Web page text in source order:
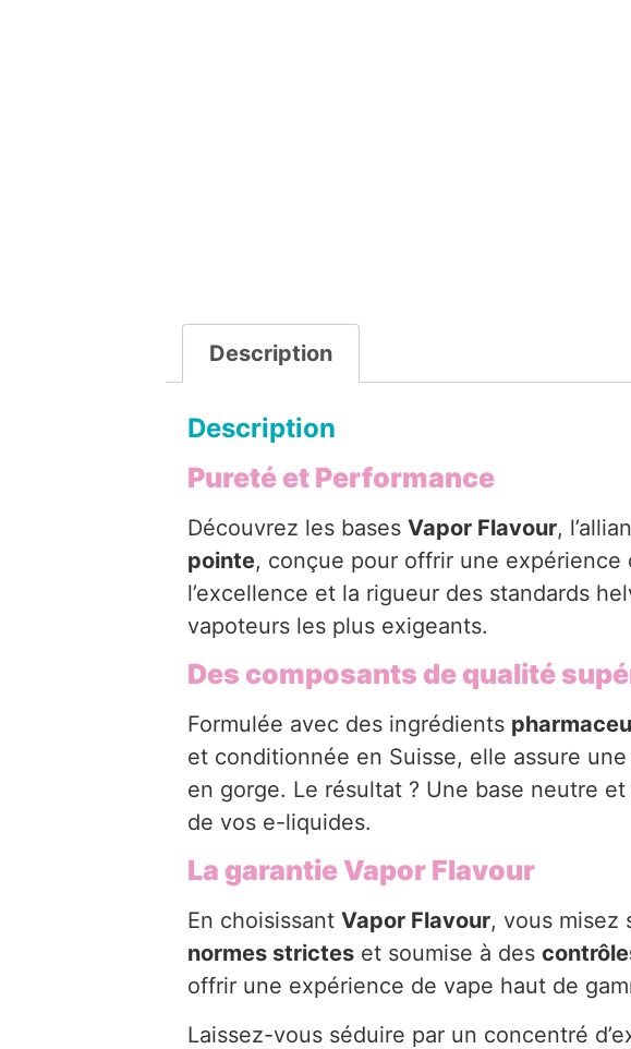
Description
Description
Pureté et Performance
Découvrez les bases Vapor Flavour,
pointe, conçue pour offrir une
l’excellence et la rigueur des standards
vapoteurs les plus exigeants.
Des composants de qualité
Formulée avec des ingrédients
et conditionnée en Suisse, elle assure une
en gorge. Le résultat ? Une base neutre
de vos e-liquides.
La garantie Vapor Flavour
En choisissant Vapor Flavour, vous misez
normes strictes et soumise à des
offrir une expérience de vape haut de
Laissez-vous séduire par un concentré